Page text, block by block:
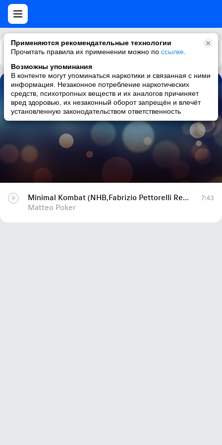
Применяются рекомендательные технологии
Прочитать правила их применении можно по ссылке
Возможны упоминания
В контенте могут упоминаться наркотики и связанная с ними
информация. Незаконное потребление наркотических
средств, психотропных веществ и их аналогов причиняет
вред здоровью, их незаконный оборот запрещён и влечёт
установленную законодательством ответственность
Каталог Рекомендации
Matteo Poker
Minimal Kombat (NHB,Fabrizio Pettorelli Remix)
Matteo Poker
7:43